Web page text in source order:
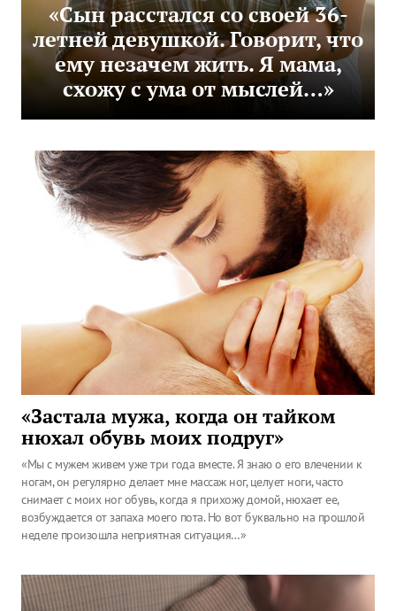
«Сын расстался со своей 36-
летней девушкой. Говорит, что
ему незачем жить. Я мама,
схожу с ума от мыслей…»
«Застала мужа, когда он тайком
нюхал обувь моих подруг»
«Мы с мужем живем уже три года вместе. Я знаю о его влечении к
ногам, он регулярно делает мне массаж ног, целует ноги, часто
снимает с моих ног обувь, когда я прихожу домой, нюхает ее,
возбуждается от запаха моего пота. Но вот буквально на прошлой
неделе произошла неприятная ситуация…»